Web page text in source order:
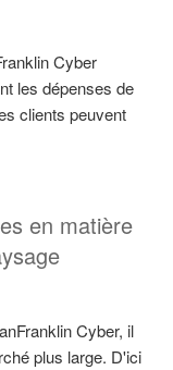
Cyber
les dépenses de
clients peuvent
en matière
Cyber, il
plus large. D'ici